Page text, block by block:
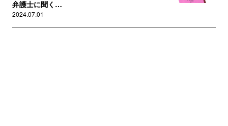
弁護士に聞く…
2024.07.01